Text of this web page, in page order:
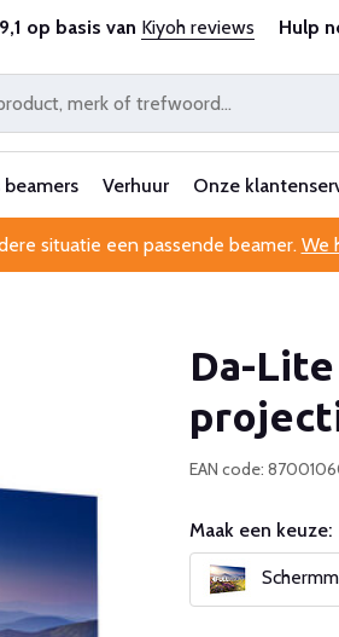
en ervaren Professionele
9,1 op basis van Kiyoh reviews Hulp
Verhuur Onze
situatie een passende beamer. We
Da-
EAN code:
Maak een keuze: